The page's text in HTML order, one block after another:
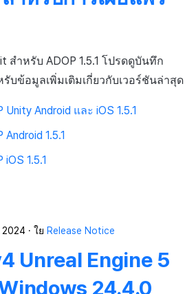
สำหรับ ADOP 1.5.1 โปรดดูบันทึก
บข้อมูลเพิ่มเติมเกี่ยวกับเวอร์ชันล่าสุด
Unity Android และ iOS 1.5.1
1.5.1
1.5.1
2024 ใย Release Notice
Unreal Engine 5
24.4.0